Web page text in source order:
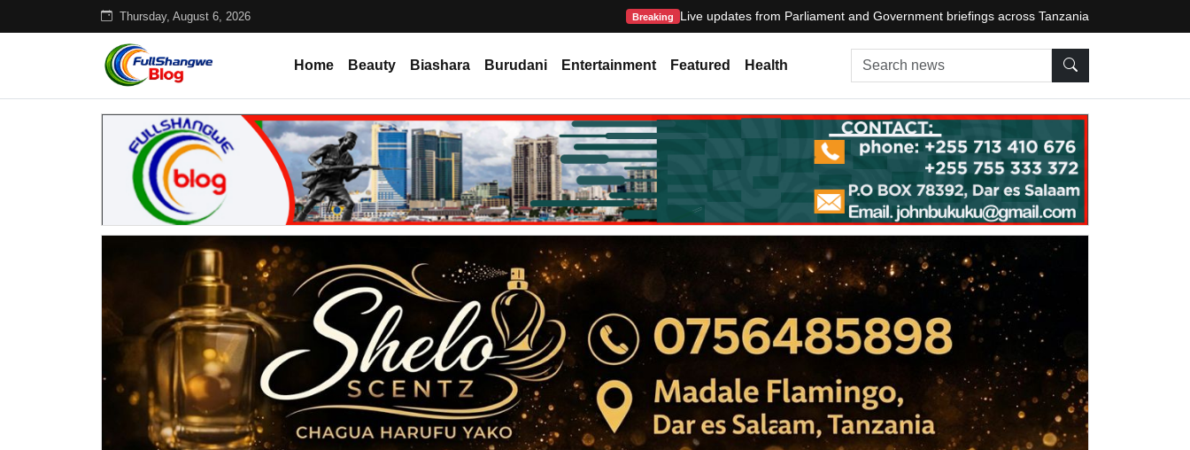
Thursday, August 6, 2026 Breaking Live updates from Parliament and Government briefings across Tanzania
Home Beauty Biashara Burudani Entertainment Featured Health Search news